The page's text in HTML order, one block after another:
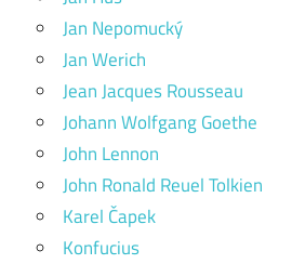
Jan Nepomucký
Jan Werich
Jean Jacques Rousseau
Johann Wolfgang Goethe
John Lennon
John Ronald Reuel Tolkien
Karel Čapek
Konfucius